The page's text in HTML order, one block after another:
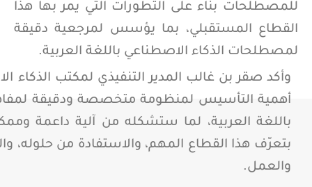
للمصطلحات بناء على التطورات التي يمر بها هذا
القطاع المستقبلي، بما يؤسس لمرجعية دقيقة
لمصطلحات الذكاء الاصطناعي باللغة العربية.
وأكد صقر بن غالب المدير التنفيذي لمكتب
أهمية التأسيس لمنظومة متخصصة ودقيقة
باللغة العربية، لما ستشكله من آلية داعمة
بتعرّف هذا القطاع المهم، والاستفادة من حلوله،
والعمل.